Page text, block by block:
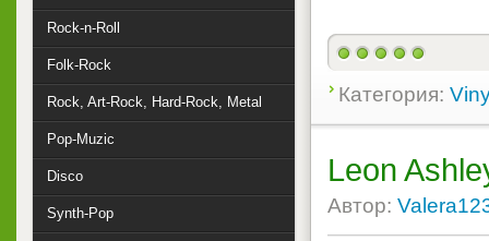
Категория:
Leon
Автор:
Rock-n-Roll
Folk-Rock
Rock, Art-Rock, Hard-Rock, Metal
Pop-Muzic
Disco
Synth-Pop